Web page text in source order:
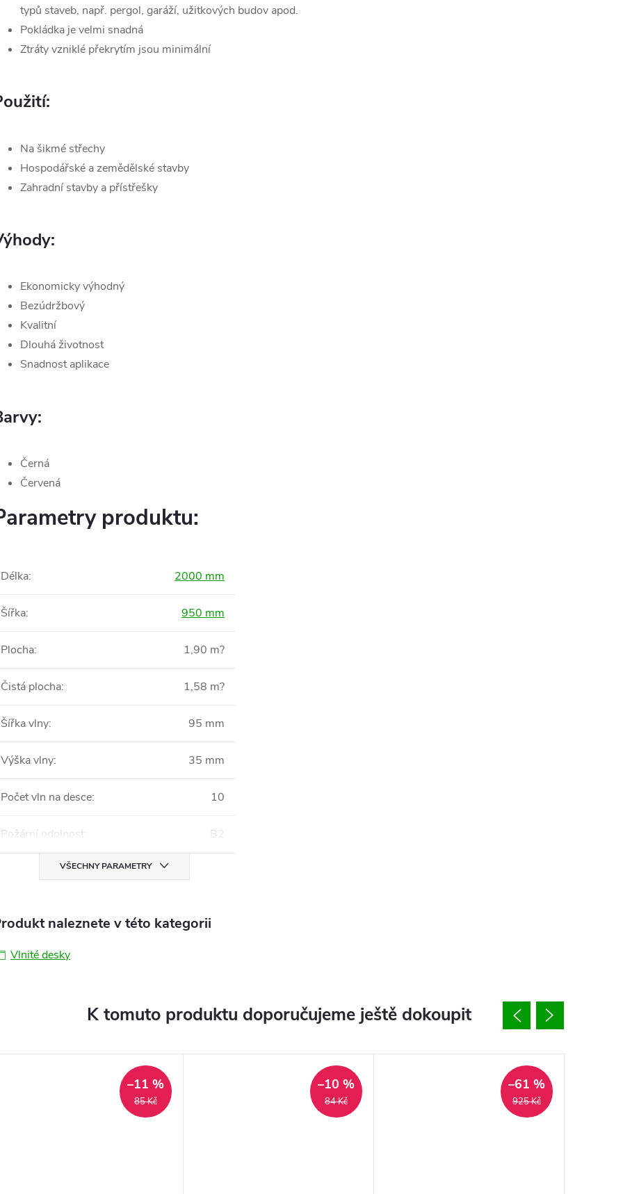
typů staveb, např. pergol, garáží, užitkových budov apod.
Pokládka je velmi snadná
Ztráty vzniklé překrytím jsou minimální
Na šikmé střechy
Hospodářské a zemědělské stavby
Zahradní stavby a přístřešky
Ekonomicky výhodný
Bezúdržbový
Kvalitní
Dlouhá životnost
Snadnost aplikace
Černá
Červená
produktu:
Délka: 2000 mm
Šířka: 950 mm
Plocha: 1,90 m?
Čistá plocha: 1,58 m?
Šířka vlny: 95 mm
Výška vlny: 35 mm
Počet vln na desce: 10
Požární odolnost: B2
VŠECHNY PARAMETRY
naleznete v této kategorii
Vlnité desky
K tomuto produktu doporučujeme ještě dokoupit
85 Kč
–11 %
84 Kč
–10 %
925 Kč
–61 %